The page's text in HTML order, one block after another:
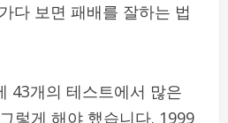
다 보면 패배를 잘하는 법
43개의 테스트에서 많은
렇게 해야 했습니다. 1999